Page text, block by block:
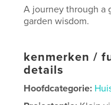
A journey through a
garden wisdom.
kenmerken /
details
Hoofdcategorie: